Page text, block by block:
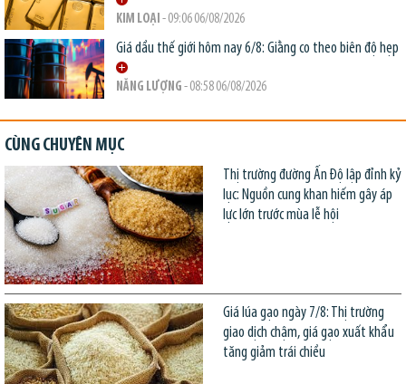
KIM LOẠI - 09:06 06/08/2026
Giá dầu thế giới hôm nay 6/8: Giằng co theo biên độ hẹp
NĂNG LƯỢNG - 08:58 06/08/2026
CÙNG CHUYÊN MỤC
Thị trường đường Ấn Độ lập đỉnh kỷ
lục: Nguồn cung khan hiếm gây áp
lực lớn trước mùa lễ hội
Giá lúa gạo ngày 7/8: Thị trường
giao dịch chậm, giá gạo xuất khẩu
tăng giảm trái chiều